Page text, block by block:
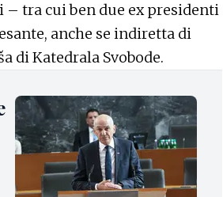
tra cui ben due ex presidenti
anche se indiretta di
di Katedrala Svobode.